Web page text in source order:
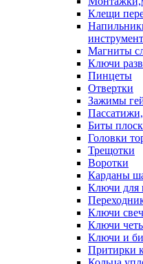
Клещи
инструмент
Магниты
Ключи
Пинцеты
Отвертки
Зажимы
Биты
Головки
Трещотки
Воротки
Карданы
Ключи для
Ключи
Ключи
Ключи и
Притирки